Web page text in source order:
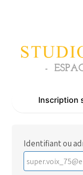
Inscription
Identifiant ou